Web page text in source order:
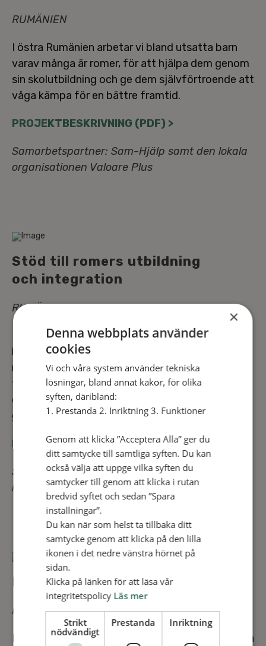
RUMÄNIEN
I östra Rumänien arbetar vi bland utsatta barn
varav många är romer, för att hjälpa dem genom
sin skol­ut­bild­ning och ge dem själv­för­tro­en­de att
våga kämpa för en bättre framtid.
PRO­JEKT­BE­SKRIV­NING (PDF) >
Sam­ar­bets­part­ner: Sam-Hjälp samt den lokala
or­ga­ni­sa­tio­nen Valoare Plus
Stöd till romers ut­bild­ning
och in­teg­ra­tion
RUMÄNIEN
Med målet att bryta romers ut­an­för­skap och
brist­fäl­li­ga lev­nads­vill­kor i Rumänien arbetar vi
riktat mot barn och familjer. Det handlar om stöd
till barnen att klara sin grund­sko­le­ut­bild­ning och
olika insatser för att fa­mil­jer­na ska kunna in­te­
gre­ras i samhället och få en dräglig tillvaro.
PRO­JEKT­BE­SKRIV­NING (PDF) >
Sam­ar­bets­part­ner: Kenosis, som drivs av SAM:s
med­ar­be­ta­re
Bekämpa män­ni­sko­han­del
RUMÄNIEN
Rumänien är det land i Europa där flest flickor och
×
Denna webbplats använder
cookies
Vi och våra system använder tekniska
lösningar, bland annat kakor, för olika
syften, däribland:
1. Prestanda 2. Inriktning 3. Funktioner
Genom att klicka ”Acceptera Alla” ger du
ditt samtycke till samtliga syften. Du kan
också välja att uppge vilka syften du
samtycker till genom att klicka i rutan
bredvid syftet och sedan ”Spara
inställningar”.
Du kan när som helst ta tillbaka ditt
samtycke genom att klicka på den lilla
ikonen i det nedre vänstra hörnet på
sidan.
Klicka på länken för att läsa vår
integritetspolicy Läs mer
Strikt
nödvändigt
Prestanda Inriktning